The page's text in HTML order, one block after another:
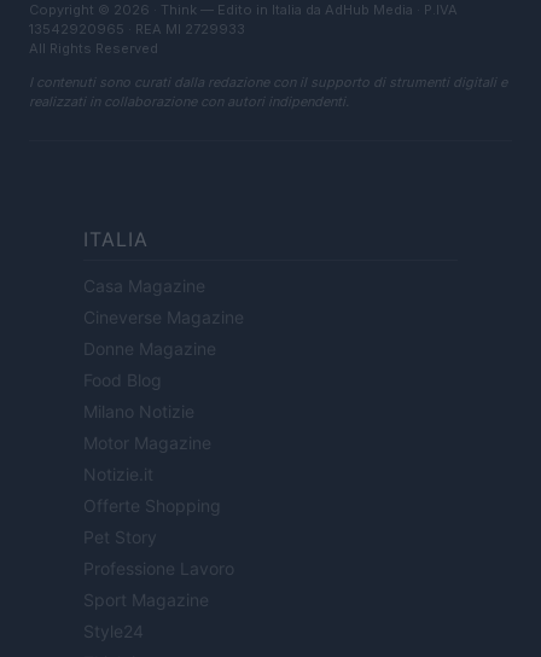
Copyright © 2026 · Think — Edito in Italia da AdHub Media · P.IVA
13542920965 · REA MI 2729933
All Rights Reserved
I contenuti sono curati dalla redazione con il supporto di strumenti digitali e
realizzati in collaborazione con autori indipendenti.
ITALIA
Casa Magazine
Cineverse Magazine
Donne Magazine
Food Blog
Milano Notizie
Motor Magazine
Notizie.it
Offerte Shopping
Pet Story
Professione Lavoro
Sport Magazine
Style24